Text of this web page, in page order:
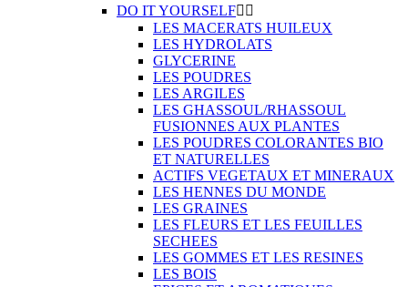
DO IT YOURSELF 
LES MACERATS HUILEUX
LES HYDROLATS
GLYCERINE
LES POUDRES
LES ARGILES
LES GHASSOUL/RHASSOUL
FUSIONNES AUX PLANTES
LES POUDRES COLORANTES BIO
ET NATURELLES
ACTIFS VEGETAUX ET MINERAUX
LES HENNES DU MONDE
LES GRAINES
LES FLEURS ET LES FEUILLES
SECHEES
LES GOMMES ET LES RESINES
LES BOIS